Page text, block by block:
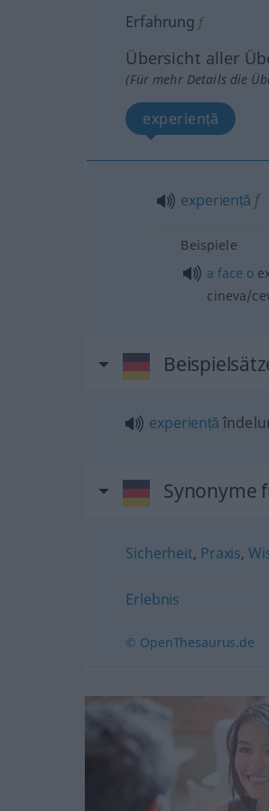
Erfahrung f
Übersicht aller
(Für mehr Details die
experiență
experiențăf
Beispiele
a face o
cineva/
experiență
Synonyme
Sicherheit, Praxis,
Erlebnis
© OpenThesaurus.de